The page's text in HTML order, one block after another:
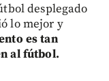
desplegado
lo mejor y
es tan
al fútbol.